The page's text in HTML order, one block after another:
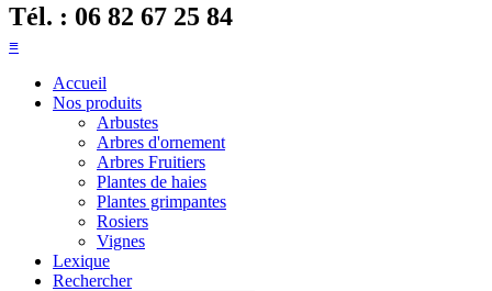
Tél. : 06 82 67 25 84
≡
Accueil
Nos produits
Arbustes
Arbres d'ornement
Arbres Fruitiers
Plantes de haies
Plantes grimpantes
Rosiers
Vignes
Lexique
Rechercher